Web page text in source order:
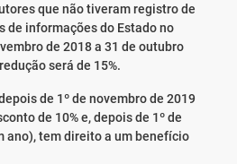
que não tiveram registro de
de informações do Estado no
de 2018 a 31 de outubro
será de 15%.
de 1º de novembro de 2019
de 10% e, depois de 1º de
ano), tem direito a um benefício